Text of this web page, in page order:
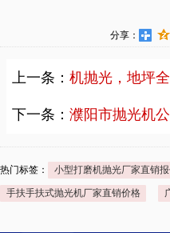
分享：
上一条： 机抛光，地坪全
下一条： 濮阳市抛光机公司，
热门标签： 小型打磨机抛光厂家直销
手扶手扶式抛光机厂家直销价格